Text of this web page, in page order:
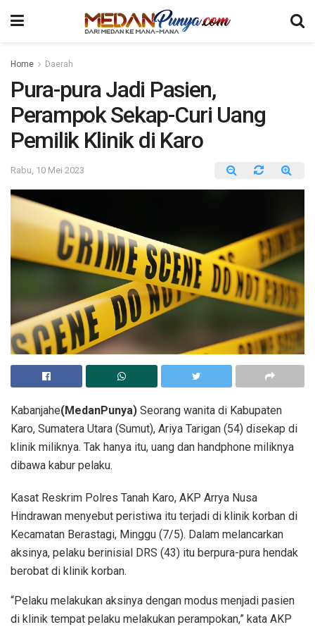
Home Daerah
Pura-pura Jadi Pasien,
Perampok Sekap-Curi Uang
Pemilik Klinik di Karo
Rabu, 10 Mei 2023
Kabanjahe(MedanPunya) Seorang wanita di Kabupaten
Karo, Sumatera Utara (Sumut), Ariya Tarigan (54) disekap di
klinik miliknya. Tak hanya itu, uang dan handphone miliknya
dibawa kabur pelaku.
Kasat Reskrim Polres Tanah Karo, AKP Arrya Nusa
Hindrawan menyebut peristiwa itu terjadi di klinik korban di
Kecamatan Berastagi, Minggu (7/5). Dalam melancarkan
aksinya, pelaku berinisial DRS (43) itu berpura-pura hendak
berobat di klinik korban.
“Pelaku melakukan aksinya dengan modus menjadi pasien
di klinik tempat pelaku melakukan perampokan,” kata AKP